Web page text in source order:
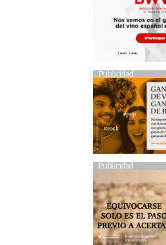
Publicidad
Publicidad